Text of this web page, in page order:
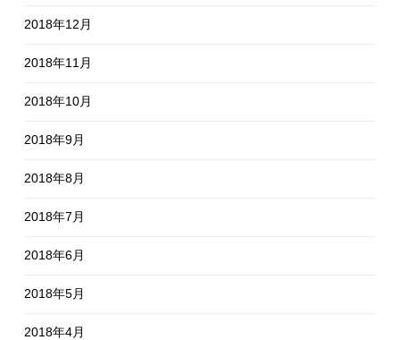
2018年12月
2018年11月
2018年10月
2018年9月
2018年8月
2018年7月
2018年6月
2018年5月
2018年4月